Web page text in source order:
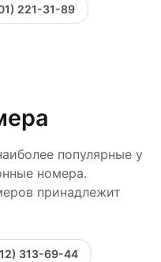
221-31-89
популярные у
номера.
принадлежит
313-69-44